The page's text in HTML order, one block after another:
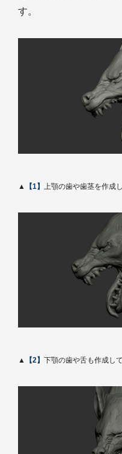
す。
▲ 【1】 上顎の歯や歯茎を作成
▲ 【2】 下顎の歯や舌も作成し